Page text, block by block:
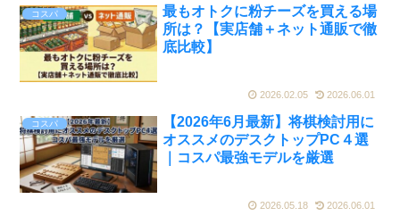
コスパ
最もオトクに粉チーズを買える場
所は？【実店舗＋ネット通販で徹
底比較】
2026.02.05 2026.06.01
コスパ
【2026年6月最新】将棋検討用に
オススメのデスクトップPC４選
｜コスパ最強モデルを厳選
2026.05.18 2026.06.01